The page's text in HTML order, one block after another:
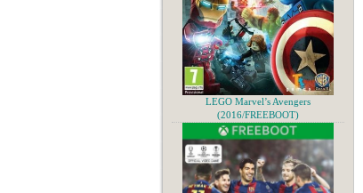
LEGO Marvel’s Avengers
(2016/FREEBOOT)